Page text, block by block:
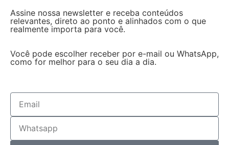
Assine nossa newsletter e receba conteúdos
relevantes, direto ao ponto e alinhados com o que
realmente importa para você.
Você pode escolher receber por e-mail ou WhatsApp,
como for melhor para o seu dia a dia.